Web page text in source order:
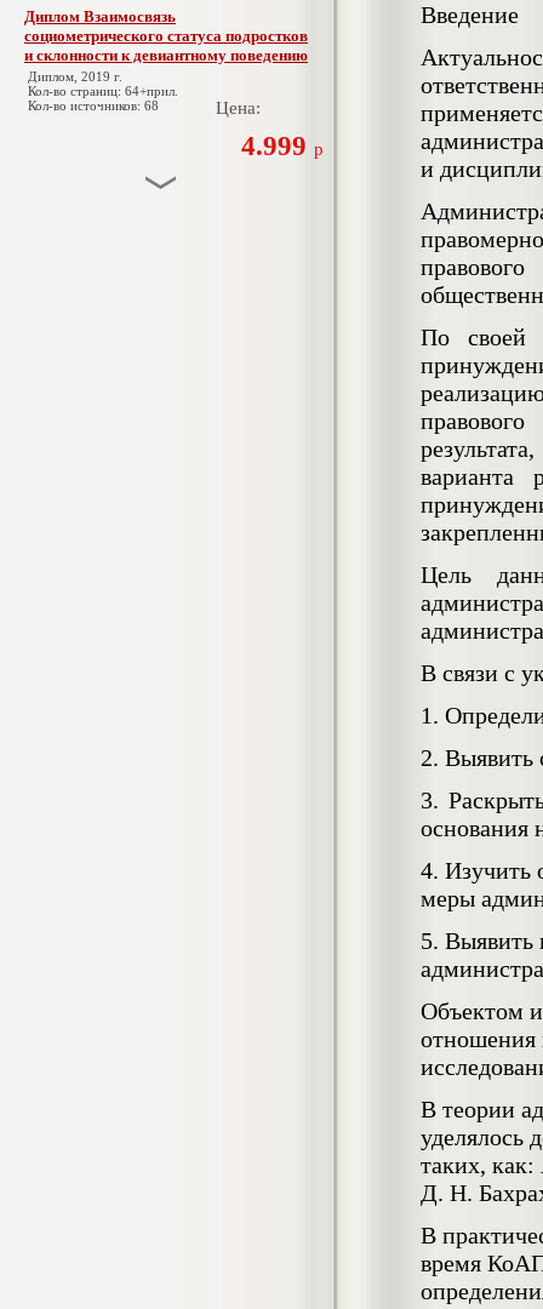
Диплом Взаимосвязь
социометрического статуса подростков
и склонности к девиантному поведению
Диплом, 2019 г.
Кол-во страниц: 64+прил.
Кол-во источников: 68
Цена:
4.999 р
Введение
и
По своей
варианта
Цель
В связи с
1.
2. Выявить
3.
основания
4. Изучить
меры
5. Выявить
Объектом
отношения
В теории
уделялось
таких,
Д. Н.
В
время